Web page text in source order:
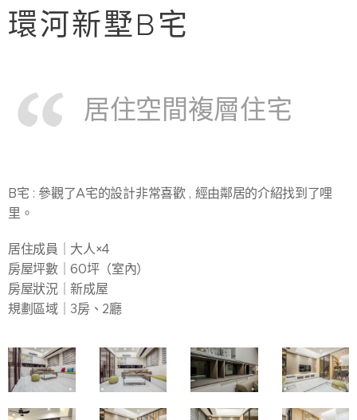
環河新墅B宅
居住空間複層住宅
B宅 : 參觀了A宅的設計非常喜歡 , 經由鄰居的介紹找到了哩
里。
居住成員｜大人×4
房屋坪數｜60坪（室內）
房屋狀況｜新成屋
規劃區域｜3房、2廳